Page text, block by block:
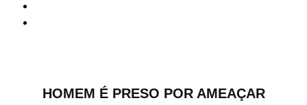
HOMEM É PRESO POR AMEAÇAR